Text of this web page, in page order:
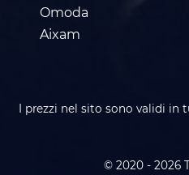
Omoda
Aixam
I prezzi nel sito sono validi in
© 2020 - 2026